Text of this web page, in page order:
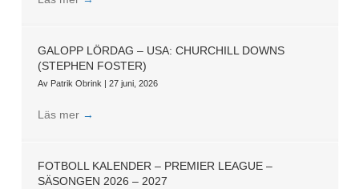
GALOPP LÖRDAG – USA: CHURCHILL DOWNS
(STEPHEN FOSTER)
Av Patrik Obrink | 27 juni, 2026
Läs mer →
FOTBOLL KALENDER – PREMIER LEAGUE –
SÄSONGEN 2026 – 2027